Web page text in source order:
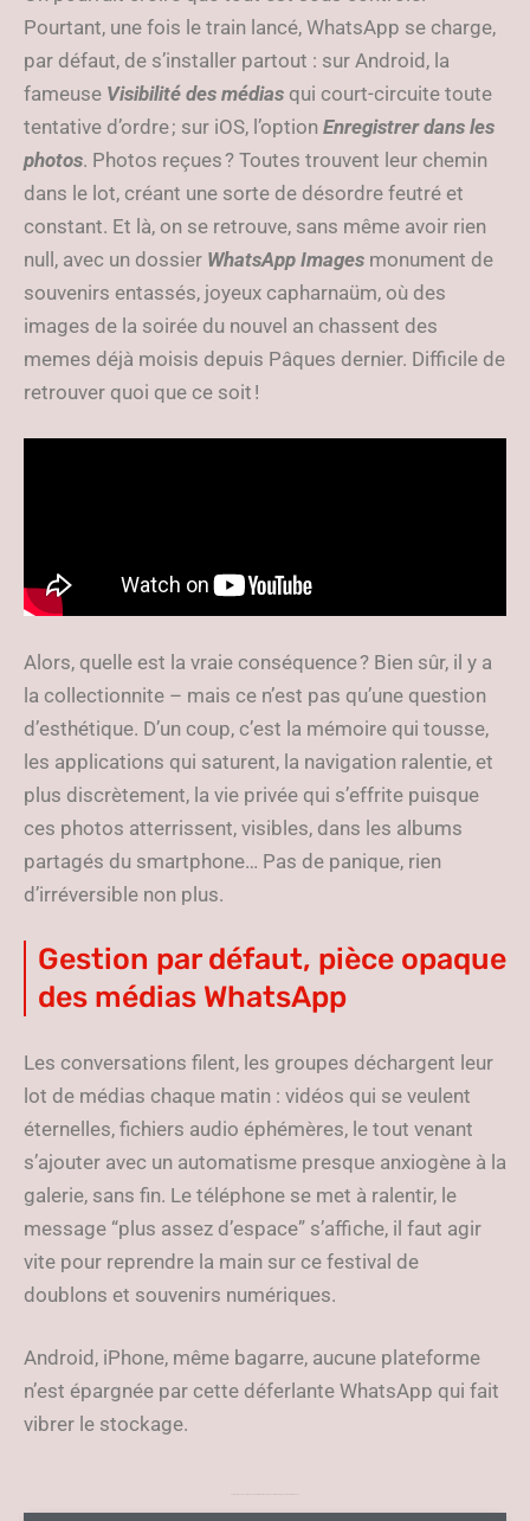
Pourtant, une fois le train lancé, WhatsApp se charge,
par défaut, de s’installer partout : sur Android, la
fameuse Visibilité des médias qui court-circuite toute
tentative d’ordre ; sur iOS, l’option Enregistrer dans les
photos. Photos reçues ? Toutes trouvent leur chemin
dans le lot, créant une sorte de désordre feutré et
constant. Et là, on se retrouve, sans même avoir rien
null, avec un dossier WhatsApp Images monument de
souvenirs entassés, joyeux capharnaüm, où des
images de la soirée du nouvel an chassent des
memes déjà moisis depuis Pâques dernier. Difficile de
retrouver quoi que ce soit !
Alors, quelle est la vraie conséquence ? Bien sûr, il y a
la collectionnite – mais ce n’est pas qu’une question
d’esthétique. D’un coup, c’est la mémoire qui tousse,
les applications qui saturent, la navigation ralentie, et
plus discrètement, la vie privée qui s’effrite puisque
ces photos atterrissent, visibles, dans les albums
partagés du smartphone… Pas de panique, rien
d’irréversible non plus.
Gestion par défaut, pièce opaque
des médias WhatsApp
Les conversations filent, les groupes déchargent leur
lot de médias chaque matin : vidéos qui se veulent
éternelles, fichiers audio éphémères, le tout venant
s’ajouter avec un automatisme presque anxiogène à la
galerie, sans fin. Le téléphone se met à ralentir, le
message “plus assez d’espace” s’affiche, il faut agir
vite pour reprendre la main sur ce festival de
doublons et souvenirs numériques.
Android, iPhone, même bagarre, aucune plateforme
n’est épargnée par cette déferlante WhatsApp qui fait
vibrer le stockage.